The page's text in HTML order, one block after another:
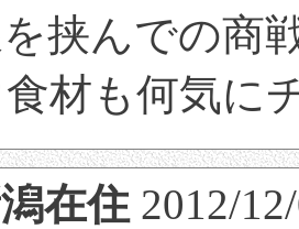
挟んでの商
食材も何気に
在住 2012/